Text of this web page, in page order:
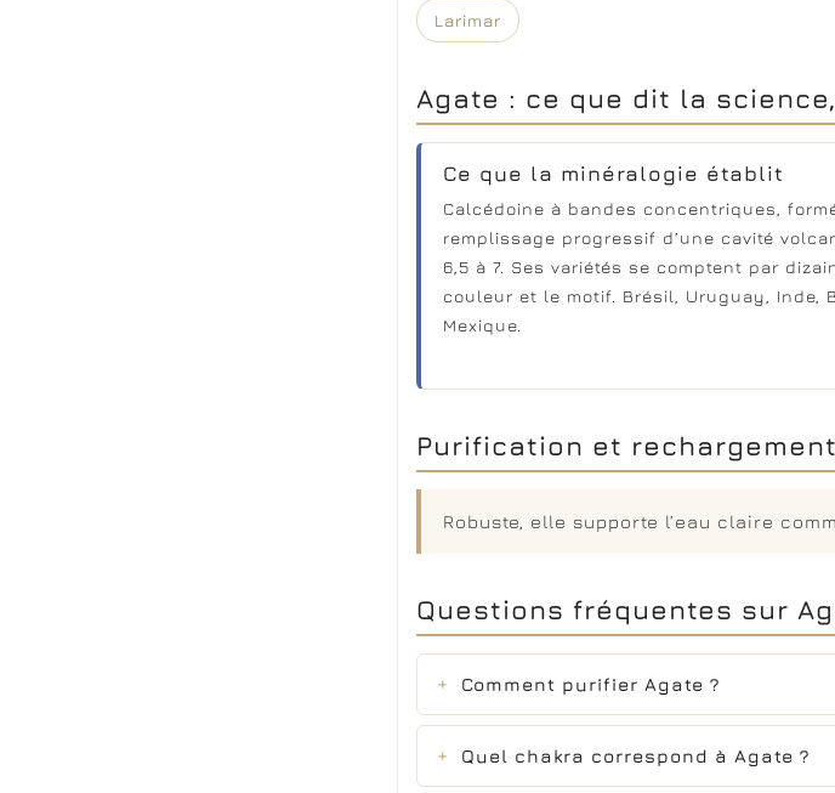
Larimar
Agate : ce que dit la
Ce que la minéralogie établit
Calcédoine à bandes concentriques,
remplissage progressif d’une cavité
6,5 à 7. Ses variétés se comptent par
couleur et le motif. Brésil, Uruguay, Inde,
Mexique.
Purification et
Robuste, elle supporte l’eau claire
Questions fréquentes sur
Comment purifier Agate ?
Quel chakra correspond à Agate ?